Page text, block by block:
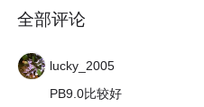
全部评论
lucky_2005
PB9.0比较好